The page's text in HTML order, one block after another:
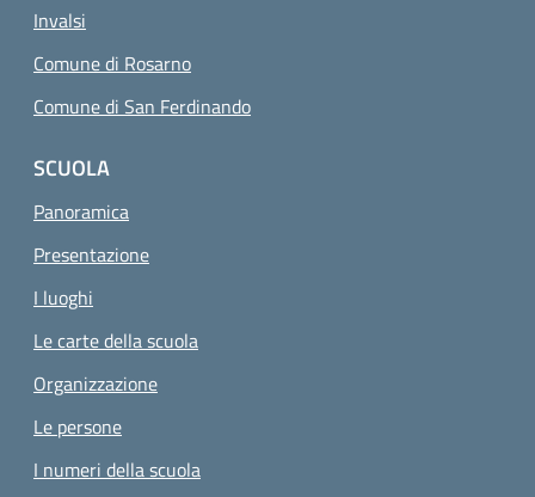
Invalsi
Comune di Rosarno
Comune di San Ferdinando
SCUOLA
Panoramica
Presentazione
I luoghi
Le carte della scuola
Organizzazione
Le persone
I numeri della scuola